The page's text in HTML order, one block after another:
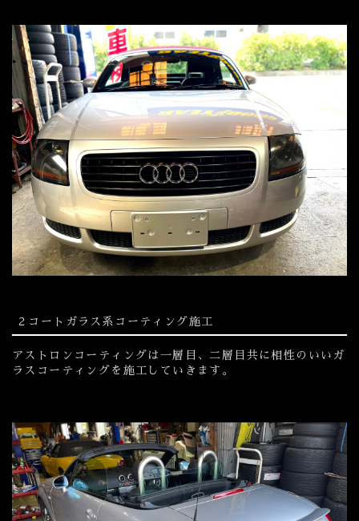
２コートガラス系コーティング施工
アストロンコーティングは一層目、二層目共に相性のいいガ
ラスコーティングを施工していきます。